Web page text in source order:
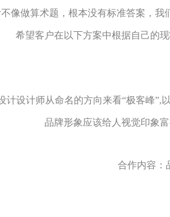
像做算术题，根本没有标准答案，我
希望客户在以下方案中根据自己的
计设计师从命名的方向来看“极客峰”,
品牌形象应该给人视觉印象
合作内容：